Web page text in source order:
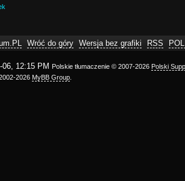
Wróć do góry Wersja bez grafiki RSS
06, 12:15 PM Polskie tłumaczenie © 2007-2026 Polski
2026 MyBB Group